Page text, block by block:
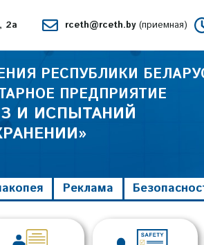
2а rceth@rceth.by (приемная)
РЕСПУБЛИКИ
ПРЕДПРИЯТИЕ
И ИСПЫТАНИЙ
Реклама